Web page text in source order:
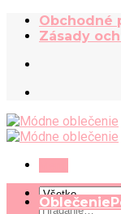
Skip
Obchodné
Zásady
Hľadať:
Oblečenie